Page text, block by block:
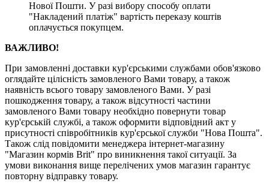
Нової Пошти. У разі вибору способу оплати
"Накладений платіж" вартість переказу коштів
оплачується покупцем.
ВАЖЛИВО!
При замовленні доставки кур'єрськими службами обов'язково
оглядайте цілісність замовленого Вами товару, а також
наявність всього товару замовленого Вами. У разі
пошкодження товару, а також відсутності частини
замовленого Вами товару необхідно повернути товар
кур'єрській службі, а також оформити відповідний акт у
присутності співробітників кур'єрської служби "Нова Пошта".
Також слід повідомити менеджера інтернет-магазину
"Магазин кормів Brit" про виникнення такої ситуації. За
умови виконання вище перелічених умов магазин гарантує
повторну відправку товару.